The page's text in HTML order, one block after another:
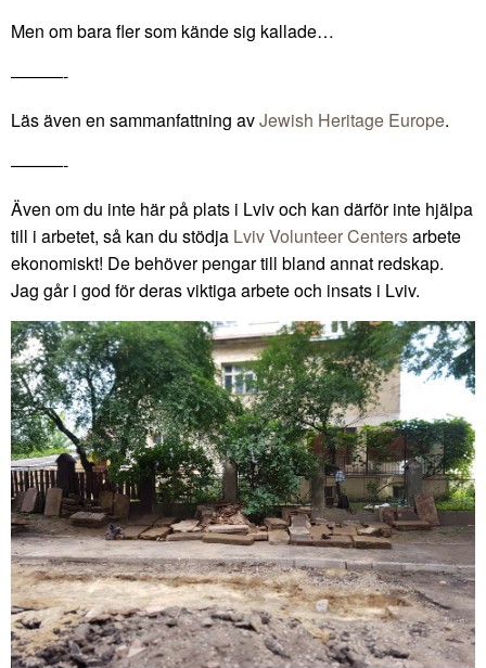
Men om bara fler som kände sig kallade…
———-
Läs även en sammanfattning avJewish Heritage Europe.
———-
Även om du inte här på plats i Lviv och kan därför inte hjälpa
till i arbetet, så kan du stödja Lviv Volunteer Centersarbete
ekonomiskt! De behöver pengar till bland annat redskap.
Jag går i god för deras viktiga arbete och insats i Lviv.